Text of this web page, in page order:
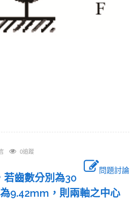
0追蹤
問題討論
若齒數分別為30
9.42mm，則兩軸之中心